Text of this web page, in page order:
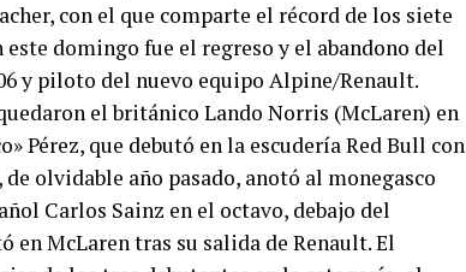
con el que comparte el récord de los siete
domingo fue el regreso y el abandono del
y piloto del nuevo equipo Alpine/Renault.
el británico Lando Norris (McLaren) en
Pérez, que debutó en la escudería Red Bull con
olvidable año pasado, anotó al monegasco
Carlos Sainz en el octavo, debajo del
en McLaren tras su salida de Renault. El